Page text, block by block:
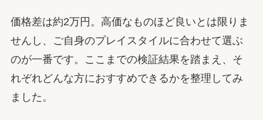
価格差は約2万円。高価なものほど良いとは限りま
せんし、ご自身のプレイスタイルに合わせて選ぶ
のが一番です。ここまでの検証結果を踏まえ、そ
れぞれどんな方におすすめできるかを整理してみ
ました。